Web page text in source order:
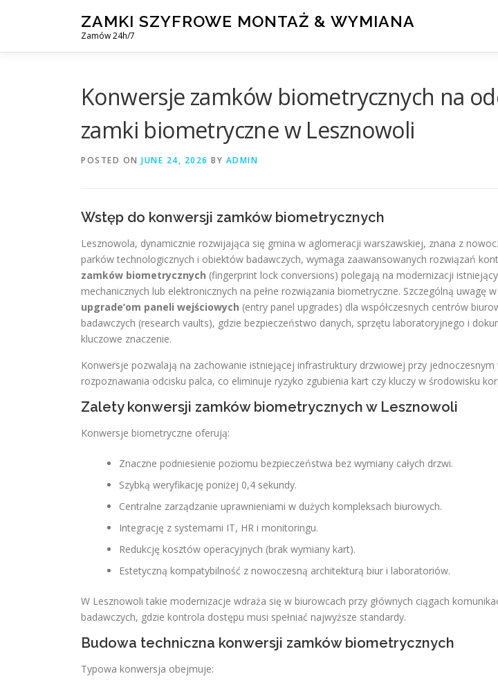
ZAMKI SZYFROWE MONTAŻ & WYMIANA
Zamów 24h/7
Konwersje zamków biometrycznych na
zamki biometryczne w Lesznowoli
POSTED ON JUNE 24, 2026 BY ADMIN
Wstęp do konwersji zamków biometrycznych
Lesznowola, dynamicznie rozwijająca się gmina w aglomeracji warszawskiej, znana z
parków technologicznych i obiektów badawczych, wymaga zaawansowanych rozwiązań
zamków biometrycznych (fingerprint lock conversions) polegają na modernizacji
mechanicznych lub elektronicznych na pełne rozwiązania biometryczne. Szczególną uwagę
upgrade’om paneli wejściowych (entry panel upgrades) dla współczesnych centrów
badawczych (research vaults), gdzie bezpieczeństwo danych, sprzętu laboratoryjnego i
kluczowe znaczenie.
Konwersje pozwalają na zachowanie istniejącej infrastruktury drzwiowej przy
rozpoznawania odcisku palca, co eliminuje ryzyko zgubienia kart czy kluczy w środowisku
Zalety konwersji zamków biometrycznych w Lesznowoli
Konwersje biometryczne oferują:
Znaczne podniesienie poziomu bezpieczeństwa bez wymiany całych drzwi.
Szybką weryfikację poniżej 0,4 sekundy.
Centralne zarządzanie uprawnieniami w dużych kompleksach biurowych.
Integrację z systemami IT, HR i monitoringu.
Redukcję kosztów operacyjnych (brak wymiany kart).
Estetyczną kompatybilność z nowoczesną architekturą biur i laboratoriów.
W Lesznowoli takie modernizacje wdraża się w biurowcach przy głównych ciągach
badawczych, gdzie kontrola dostępu musi spełniać najwyższe standardy.
Budowa techniczna konwersji zamków biometrycznych
Typowa konwersja obejmuje: